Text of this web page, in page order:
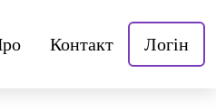
Контакт Логін